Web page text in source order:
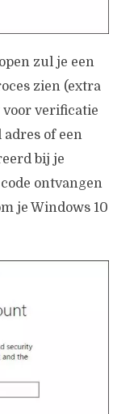
zul je een
zien (extra
verificatie
adres of een
bij je
ontvangen
je Windows 10